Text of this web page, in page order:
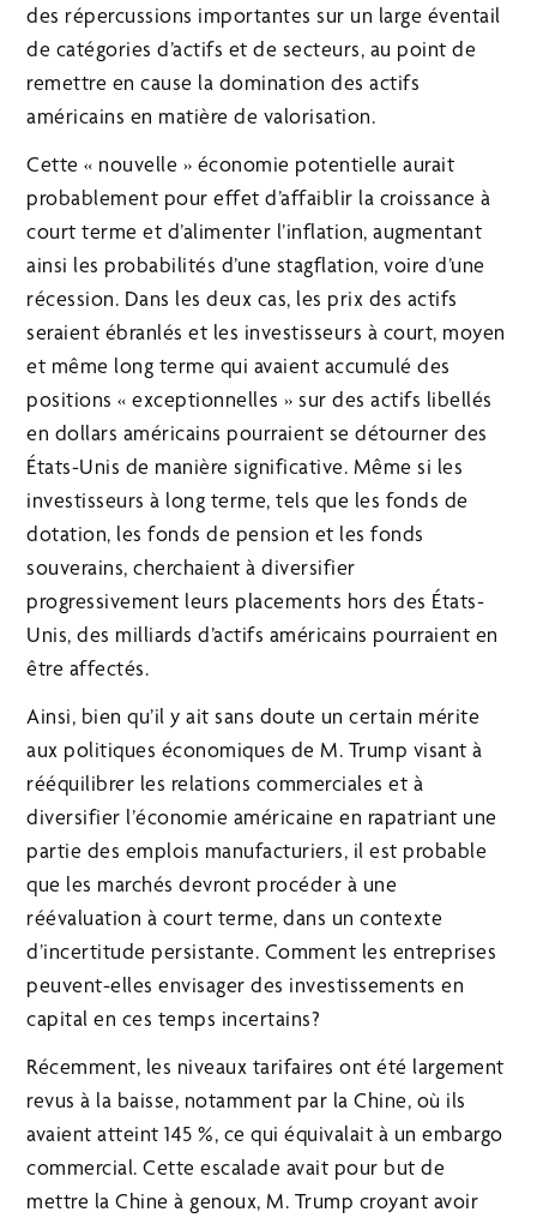
des répercussions importantes sur un large éventail
de catégories d’actifs et de secteurs, au point de
remettre en cause la domination des actifs
américains en matière de valorisation.
Cette « nouvelle » économie potentielle aurait
probablement pour effet d’affaiblir la croissance à
court terme et d’alimenter l’inflation, augmentant
ainsi les probabilités d’une stagflation, voire d’une
récession. Dans les deux cas, les prix des actifs
seraient ébranlés et les investisseurs à court, moyen
et même long terme qui avaient accumulé des
positions « exceptionnelles » sur des actifs libellés
en dollars américains pourraient se détourner des
États-Unis de manière significative. Même si les
investisseurs à long terme, tels que les fonds de
dotation, les fonds de pension et les fonds
souverains, cherchaient à diversifier
progressivement leurs placements hors des États-
Unis, des milliards d’actifs américains pourraient en
être affectés.
Ainsi, bien qu’il y ait sans doute un certain mérite
aux politiques économiques de M. Trump visant à
rééquilibrer les relations commerciales et à
diversifier l’économie américaine en rapatriant une
partie des emplois manufacturiers, il est probable
que les marchés devront procéder à une
réévaluation à court terme, dans un contexte
d’incertitude persistante. Comment les entreprises
peuvent-elles envisager des investissements en
capital en ces temps incertains?
Récemment, les niveaux tarifaires ont été largement
revus à la baisse, notamment par la Chine, où ils
avaient atteint 145 %, ce qui équivalait à un embargo
commercial. Cette escalade avait pour but de
mettre la Chine à genoux, M. Trump croyant avoir